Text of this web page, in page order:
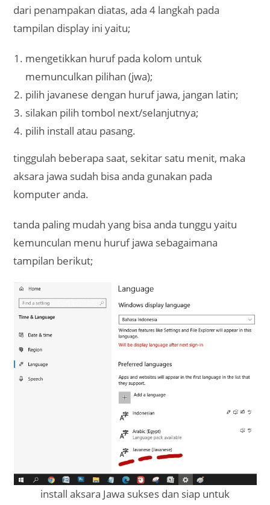
dari penampakan diatas, ada 4 langkah pada
tampilan display ini yaitu;
mengetikkan huruf pada kolom untuk
memunculkan pilihan (jwa);
pilih javanese dengan huruf jawa, jangan latin;
silakan pilih tombol next/selanjutnya;
pilih install atau pasang.
tinggulah beberapa saat, sekitar satu menit, maka
aksara jawa sudah bisa anda gunakan pada
komputer anda.
tanda paling mudah yang bisa anda tunggu yaitu
kemunculan menu huruf jawa sebagaimana
tampilan berikut;
install aksara Jawa sukses dan siap untuk